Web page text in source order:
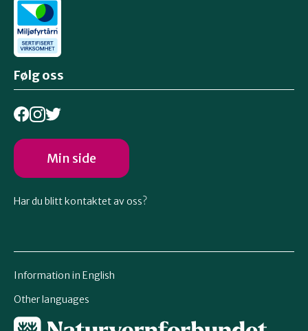
Følg oss
Min side
Har du blitt kontaktet av oss?
Information in English
Other languages